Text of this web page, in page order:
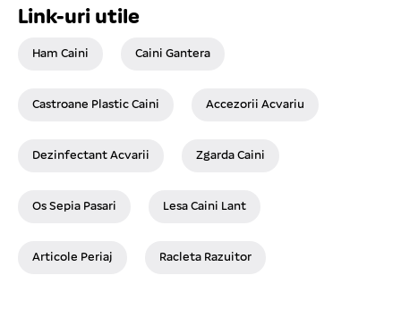
Link-uri utile
Ham Caini Caini Gantera
Castroane Plastic Caini Accezorii Acvariu
Dezinfectant Acvarii Zgarda Caini
Os Sepia Pasari Lesa Caini Lant
Articole Periaj Racleta Razuitor